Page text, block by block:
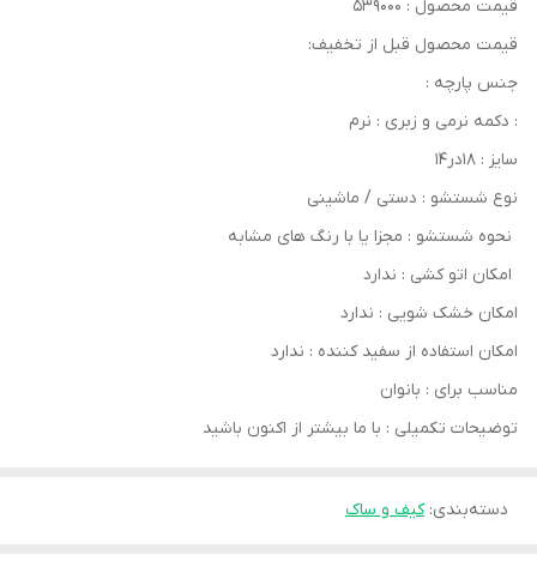
قیمت محصول : ۵۳۹۰۰۰
قیمت محصول قبل از تخفیف:
جنس پارچه :
: دکمه نرمی و زبری : نرم
سایز : ۱۸در۱۴
نوع شستشو : دستی / ماشینی
نحوه شستشو : مجزا یا با رنگ های مشابه
امکان اتو کشی : ندارد
امکان خشک‌ شویی : ندارد
امکان استفاده از سفید کننده : ندارد
مناسب برای : بانوان
توضیحات تکمیلی : با ما بیشتر از اکنون باشید
دسته‌بندی:کیف و ساک